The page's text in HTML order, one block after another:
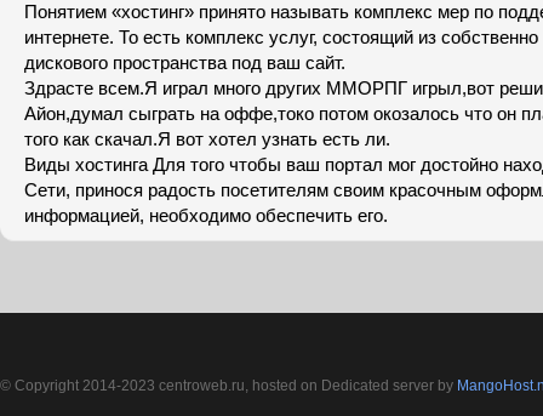
Понятием «хостинг» принято называть комплекс мер по
интернете. То есть комплекс услуг, состоящий из
дискового пространства под ваш сайт.
Здрасте всем.Я играл много других ММОРПГ игрыл,вот
Айон,думал сыграть на оффе,токо потом окозалось что он
того как скачал.Я вот хотел узнать есть ли.
Виды хостинга Для того чтобы ваш портал мог достойно
Сети, принося радость посетителям своим красочным
информацией, необходимо обеспечить его.
© Copyright 2014-2023 centroweb.ru, hosted on Dedicated server by